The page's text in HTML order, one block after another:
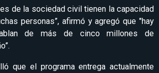
de la sociedad civil tienen la capacidad
personas”, afirmó y agregó que "hay
de más de cinco millones de
que el programa entrega actualmente